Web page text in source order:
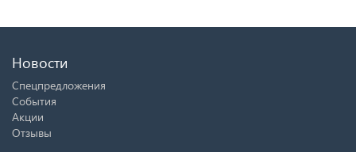
Новости
Спецпредложения
События
Акции
Отзывы